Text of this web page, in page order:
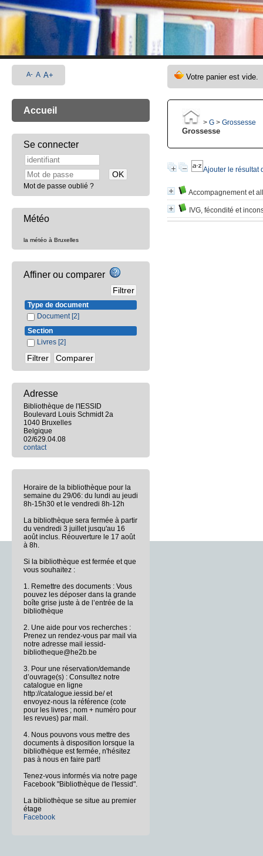
> G > Grossesse
Grossesse
Ajouter le résultat
Accompagnement et
IVG, fécondité et
A- A A+
Accueil
Se connecter
Mot de passe oublié ?
Météo
la météo à Bruxelles
Affiner ou comparer
Type de document
Document [2]
Section
Livres [2]
Adresse
Bibliothèque de l'IESSID
Boulevard Louis Schmidt 2a
1040 Bruxelles
Belgique
02/629.04.08
contact
Horaire de la bibliothèque pour la
semaine du 29/06: du lundi au jeudi
8h-15h30 et le vendredi 8h-12h
La bibliothèque sera fermée à partir
du vendredi 3 juillet jusqu'au 16
août inclus. Réouverture le 17 août
à 8h.
Si la bibliothèque est fermée et que
vous souhaitez :
1. Remettre des documents : Vous
pouvez les déposer dans la grande
boîte grise juste à de l’entrée de la
bibliothèque
2. Une aide pour vos recherches :
Prenez un rendez-vous par mail via
notre adresse mail iessid-
bibliotheque@he2b.be
3. Pour une réservation/demande
d’ouvrage(s) : Consultez notre
catalogue en ligne
http://catalogue.iessid.be/ et
envoyez-nous la référence (cote
pour les livres ; nom + numéro pour
les revues) par mail.
4. Nous pouvons vous mettre des
documents à disposition lorsque la
bibliothèque est fermée, n'hésitez
pas à nous en faire part!
Tenez-vous informés via notre page
Facebook "Bibliothèque de l'Iessid".
La bibliothèque se situe au premier
étage
Facebook